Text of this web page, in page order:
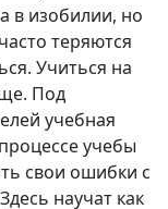
в изобилии, но
теряются
Учиться на
Под
учебная
учебы
свои ошибки с
научат как